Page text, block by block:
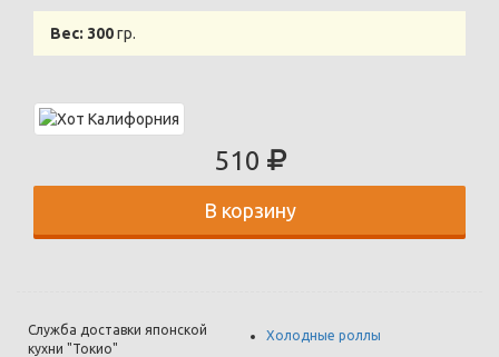
Вес: 300гр.
510
В корзину
Служба доставки японской
кухни "Токио"
Холодные роллы